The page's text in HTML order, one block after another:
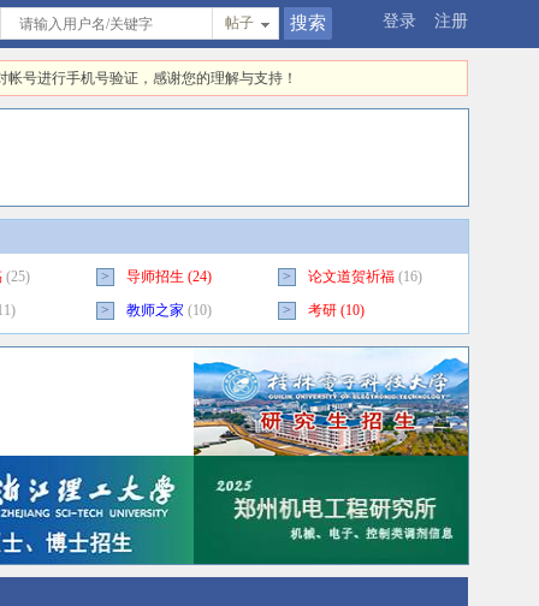
登录 注册
帖子
号进行手机号验证，感谢您的理解与支持！
(25) > 导师招生 (24) > 论文道贺祈福(16)
> 教师之家 (10) > 考研(10)